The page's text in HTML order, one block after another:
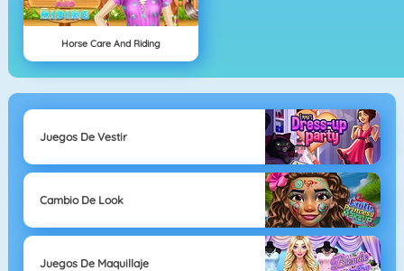
Horse Care And Riding
Juegos De Vestir
Cambio De Look
Juegos De Maquillaje